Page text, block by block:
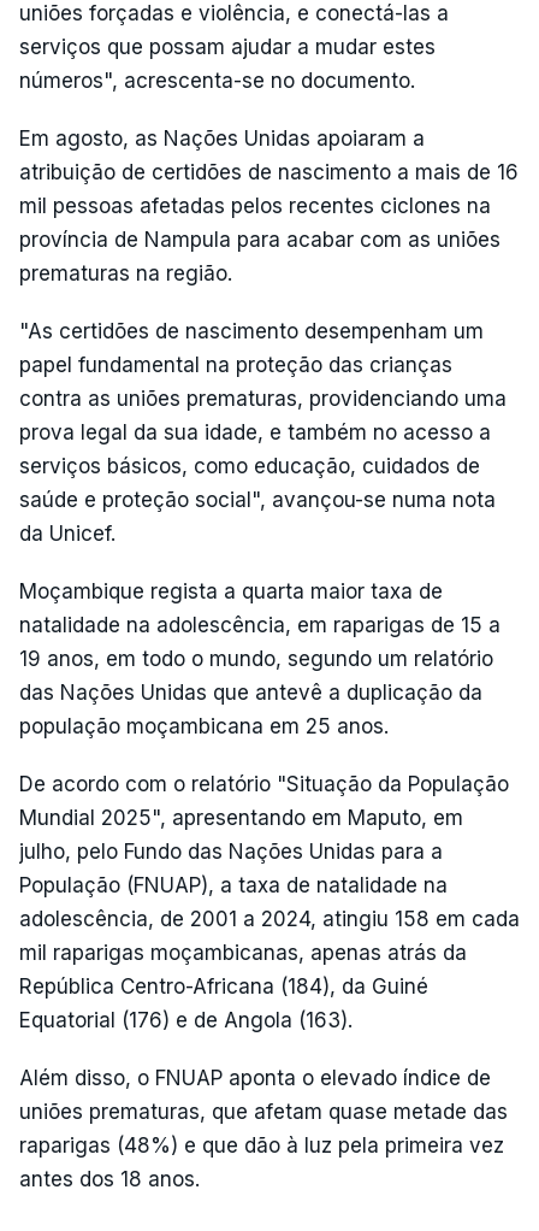
uniões forçadas e violência, e conectá-las a
serviços que possam ajudar a mudar estes
números", acrescenta-se no documento.
Em agosto, as Nações Unidas apoiaram a
atribuição de certidões de nascimento a mais de 16
mil pessoas afetadas pelos recentes ciclones na
província de Nampula para acabar com as uniões
prematuras na região.
"As certidões de nascimento desempenham um
papel fundamental na proteção das crianças
contra as uniões prematuras, providenciando uma
prova legal da sua idade, e também no acesso a
serviços básicos, como educação, cuidados de
saúde e proteção social", avançou-se numa nota
da Unicef.
Moçambique regista a quarta maior taxa de
natalidade na adolescência, em raparigas de 15 a
19 anos, em todo o mundo, segundo um relatório
das Nações Unidas que antevê a duplicação da
população moçambicana em 25 anos.
De acordo com o relatório "Situação da População
Mundial 2025", apresentando em Maputo, em
julho, pelo Fundo das Nações Unidas para a
População (FNUAP), a taxa de natalidade na
adolescência, de 2001 a 2024, atingiu 158 em cada
mil raparigas moçambicanas, apenas atrás da
República Centro-Africana (184), da Guiné
Equatorial (176) e de Angola (163).
Além disso, o FNUAP aponta o elevado índice de
uniões prematuras, que afetam quase metade das
raparigas (48%) e que dão à luz pela primeira vez
antes dos 18 anos.